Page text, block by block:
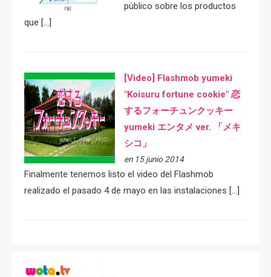
público sobre los productos
que […]
[Video] Flashmob yumeki
"Koisuru fortune cookie" 恋
するフォーチュンクッキー
yumeki エンタメ ver. 「メキ
シコ」
en 15 junio 2014
Finalmente tenemos listo el video del Flashmob
realizado el pasado 4 de mayo en las instalaciones […]